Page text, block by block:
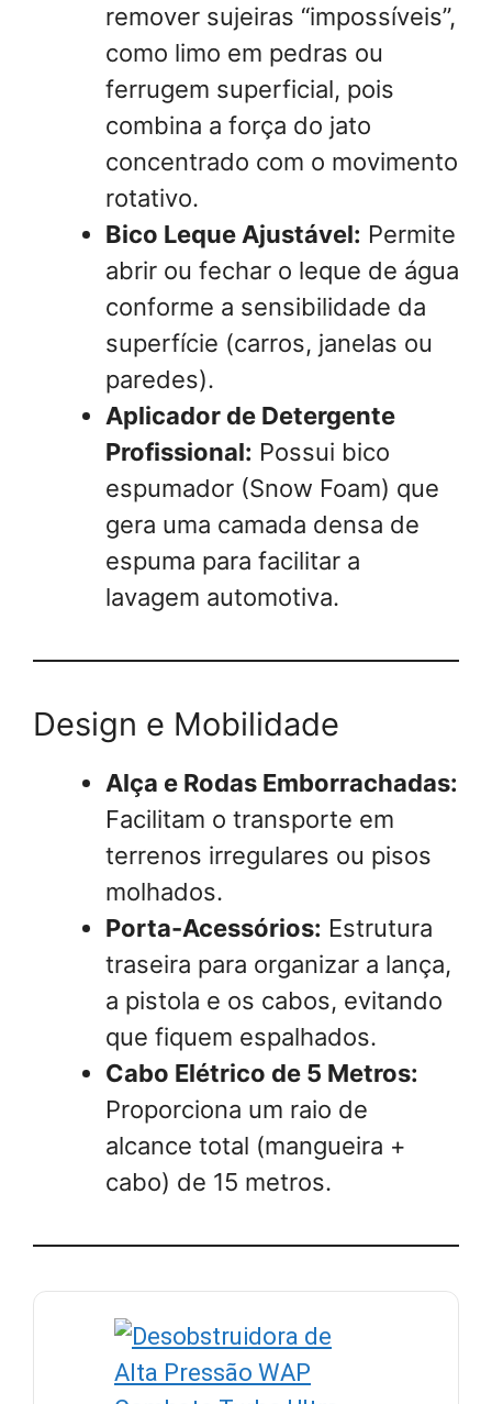
remover sujeiras “impossíveis”,
como limo em pedras ou
ferrugem superficial, pois
combina a força do jato
concentrado com o movimento
rotativo.
Bico Leque Ajustável: Permite
abrir ou fechar o leque de água
conforme a sensibilidade da
superfície (carros, janelas ou
paredes).
Aplicador de Detergente
Profissional: Possui bico
espumador (Snow Foam) que
gera uma camada densa de
espuma para facilitar a
lavagem automotiva.
Design e Mobilidade
Alça e Rodas Emborrachadas:
Facilitam o transporte em
terrenos irregulares ou pisos
molhados.
Porta-Acessórios: Estrutura
traseira para organizar a lança,
a pistola e os cabos, evitando
que fiquem espalhados.
Cabo Elétrico de 5 Metros:
Proporciona um raio de
alcance total (mangueira +
cabo) de 15 metros.